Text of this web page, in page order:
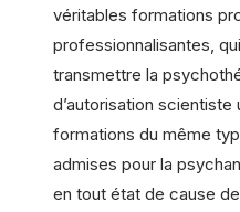
véritables formations
professionnalisantes,
transmettre la
d’autorisation scientiste
formations du même
admises pour la
en tout état de cause